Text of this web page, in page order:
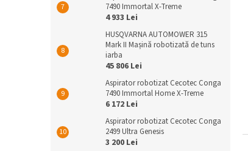
7490 Immortal X-Treme
4 933 Lei
HUSQVARNA AUTOMOWER 315
Mark II Mașină robotizată de tuns
iarba
45 806 Lei
Aspirator robotizat Cecotec Conga
7490 Immortal Home X-Treme
6 172 Lei
Aspirator robotizat Cecotec Conga
2499 Ultra Genesis
3 200 Lei